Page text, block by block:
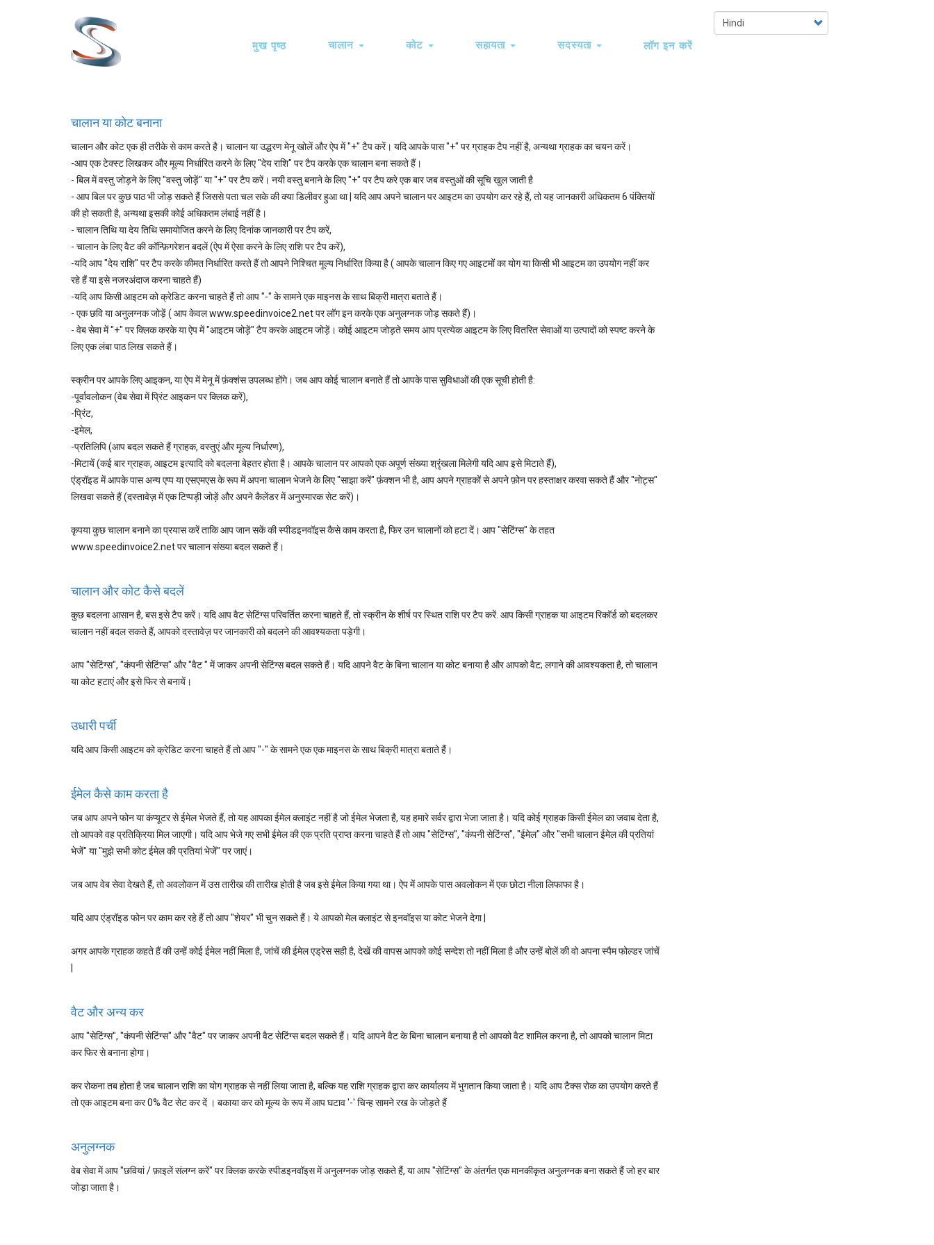
Select
your
Main
navigation
मुख पृष्ठ चालान कोट सहायता सदस्यता लॉग इन करें
चालान या कोट बनाना
चालान और कोट एक ही तरीके से काम करते है। चालान या उद्धरण मेनू खोलें और ऐप में "+" टैप करें। यदि आपके पास "+" पर ग्राहक टैप नहीं है, अन्यथा ग्राहक का चयन करें।
-आप एक टेक्स्ट लिखकर और मूल्य निर्धारित करने के लिए "देय राशि" पर टैप करके एक चालान बना सकते हैं।
- बिल में वस्तु जोड़ने के लिए "वस्तु जोड़ें" या "+" पर टैप करें। नयी वस्तु बनाने के लिए "+" पर टैप करे एक बार जब वस्तुओं की सूचि खुल जाती है
- आप बिल पर कुछ पाठ भी जोड़ सकते हैं जिससे पता चल सके की क्या डिलीवर हुआ था | यदि आप अपने चालान पर आइटम का उपयोग कर रहे हैं, तो यह जानकारी अधिकतम 6 पंक्तियों
की हो सकती है, अन्यथा इसकी कोई अधिकतम लंबाई नहीं है।
- चालान तिथि या देय तिथि समायोजित करने के लिए दिनांक जानकारी पर टैप करें,
- चालान के लिए वैट की कॉन्फ़िगरेशन बदलें (ऐप में ऐसा करने के लिए राशि पर टैप करें),
-यदि आप "देय राशि" पर टैप करके कीमत निर्धारित करते हैं तो आपने निश्चित मूल्य निर्धारित किया है ( आपके चालान किए गए आइटमों का योग या किसी भी आइटम का उपयोग नहीं कर
रहे हैं या इसे नजरअंदाज करना चाहते हैं)
-यदि आप किसी आइटम को क्रेडिट करना चाहते हैं तो आप "-" के सामने एक माइनस के साथ बिक्री मात्रा बताते हैं।
- एक छवि या अनुलग्नक जोड़ें ( आप केवल www.speedinvoice2.net पर लॉग इन करके एक अनुलग्नक जोड़ सकते हैं)।
- वेब सेवा में "+" पर क्लिक करके या ऐप में "आइटम जोड़ें" टैप करके आइटम जोड़ें। कोई आइटम जोड़ते समय आप प्रत्येक आइटम के लिए वितरित सेवाओं या उत्पादों को स्पष्ट करने के
लिए एक लंबा पाठ लिख सकते हैं।
स्क्रीन पर आपके लिए आइकन, या ऐप में मेनू में फ़ंक्शंस उपलब्ध होंगे। जब आप कोई चालान बनाते हैं तो आपके पास सुविधाओं की एक सूची होती है:
-पूर्वावलोकन (वेब ​​सेवा में प्रिंट आइकन पर क्लिक करें),
-प्रिंट,
-इमेल,
-प्रतिलिपि (आप बदल सकते हैं ग्राहक, वस्तुएं और मूल्य निर्धारण),
-मिटायें (कई बार ग्राहक, आइटम इत्यादि को बदलना बेहतर होता है। आपके चालान पर आपको एक अपूर्ण संख्या श्रृंखला मिलेगी यदि आप इसे मिटाते हैं),
एंड्रॉइड में आपके पास अन्य एप्प या एसएमएस के रूप में अपना चालान भेजने के लिए "साझा करें" फ़ंक्शन भी है, आप अपने ग्राहकों से अपने फ़ोन पर हस्ताक्षर करवा सकते हैं और "नोट्स"
लिखवा सकते हैं (दस्तावेज़ में एक टिप्पड़ी जोड़ें और अपने कैलेंडर में अनुस्मारक सेट करें)।
कृपया कुछ चालान बनाने का प्रयास करें ताकि आप जान सकें की स्पीडइनवॉइस कैसे काम करता है, फिर उन चालानों को हटा दें। आप "सेटिंग्स" के तहत
www.speedinvoice2.net पर चालान संख्या बदल सकते हैं।
चालान और कोट कैसे बदलें
कुछ बदलना आसान है, बस इसे टैप करें। यदि आप वैट सेटिंग्स परिवर्तित करना चाहते हैं, तो स्क्रीन के शीर्ष पर स्थित राशि पर टैप करें. आप किसी ग्राहक या आइटम रिकॉर्ड को बदलकर
चालान नहीं बदल सकते हैं, आपको दस्तावेज़ पर जानकारी को बदलने की आवश्यकता पड़ेगी।
आप "सेटिंग्स", "कंपनी सेटिंग्स" और "वैट " में जाकर अपनी सेटिंग्स बदल सकते हैं। यदि आपने वैट के बिना चालान या कोट बनाया है और आपको वैट; लगाने की आवश्यकता है, तो चालान
या कोट हटाएं और इसे फिर से बनायें।
उधारी पर्ची
यदि आप किसी आइटम को क्रेडिट करना चाहते हैं तो आप "-" के सामने एक एक माइनस के साथ बिक्री मात्रा बताते हैं।
ईमेल कैसे काम करता है
जब आप अपने फोन या कंप्यूटर से ईमेल भेजते हैं, तो यह आपका ईमेल क्लाइंट नहीं है जो ईमेल भेजता है, यह हमारे सर्वर द्वारा भेजा जाता है। यदि कोई ग्राहक किसी ईमेल का जवाब देता है,
तो आपको वह प्रतिक्रिया मिल जाएगी। यदि आप भेजे गए सभी ईमेल की एक प्रति प्राप्त करना चाहते हैं तो आप "सेटिंग्स", "कंपनी सेटिंग्स", "ईमेल" और "सभी चालान ईमेल की प्रतियां
भेजें" या "मुझे सभी कोट ईमेल की प्रतियां भेजें" पर जाएं।
जब आप वेब सेवा देखते हैं, तो अवलोकन में उस तारीख की तारीख होती है जब इसे ईमेल किया गया था। ऐप में आपके पास अवलोकन में एक छोटा नीला लिफाफा है।
यदि आप एंड्रॉइड फोन पर काम कर रहे हैं तो आप "शेयर" भी चुन सकते हैं। ये आपको मेल क्लाइंट से इनवॉइस या कोट भेजने देगा |
अगर आपके ग्राहक कहते हैं की उन्हें कोई ईमेल नहीं मिला है, जांचें की ईमेल एड्रेस सही है, देखें की वापस आपको कोई सन्देश तो नहीं मिला है और उन्हें बोलें की वो अपना स्पैम फोल्डर जांचें
वैट और अन्य कर
आप "सेटिंग्स", "कंपनी सेटिंग्स" और "वैट" पर जाकर अपनी वैट सेटिंग्स बदल सकते हैं। यदि आपने वैट के बिना चालान बनाया है तो आपको वैट शामिल करना है, तो आपको चालान मिटा
कर फिर से बनाना होगा।
कर रोकना तब होता है जब चालान राशि का योग ग्राहक से नहीं लिया जाता है, बल्कि यह राशि ग्राहक द्वारा कर कार्यालय में भुगतान किया जाता है। यदि आप टैक्स रोक का उपयोग करते हैं
तो एक आइटम बना कर 0% वैट सेट कर दें । बकाया कर को मूल्य के रूप में आप घटाव '-' चिन्ह सामने रख के जोड़ते हैं
अनुलग्नक
वेब सेवा में आप "छवियां / फ़ाइलें संलग्न करें" पर क्लिक करके स्पीडइनवॉइस में अनुलग्नक जोड़ सकते हैं, या आप "सेटिंग्स" के अंतर्गत एक मानकीकृत अनुलग्नक बना सकते हैं जो हर बार
जोड़ा जाता है।